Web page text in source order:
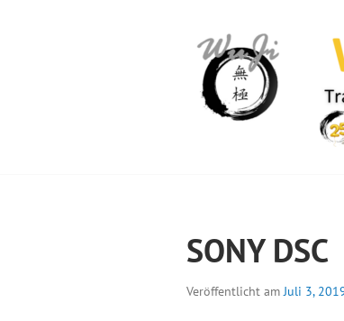
SONY DSC
Veröffentlicht amJuli 3,